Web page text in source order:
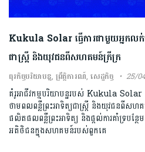
Kukula Solar ធ្វើការជាមួយអ្នកល
ជាស្ត្រី និងយុវជនពីសហគមន៍ក្រីក្រ
ធុរកិច្ចបរិយាបន្ន, ព្រឹត្តិការណ៍, សេដ្ឋកិច្ច 25/
គំរូអាជីវកម្មបរិយាបន្នរបស់ Kukula
ថាមពលពន្លឺព្រះអាទិត្យជាស្ត្រី និងយុវជនពីសហគ
ផលិតផលពន្លឺព្រះអាទិត្យ និងផ្តល់ការគាំទ្របន្ថ
អតិថិជនក្នុងសហគមន៍របស់ពួកគេ